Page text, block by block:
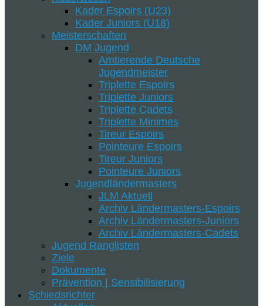
Kader Espoirs (U23)
Kader Juniors (U18)
Meisterschaften
DM Jugend
Amtierende Deutsche
Jugendmeister
Triplette Espoirs
Triplette Juniors
Triplette Cadets
Triplette Minimes
Tireur Espoirs
Pointeure Espoirs
Tireur Juniors
Pointeure Juniors
Jugendländermasters
JLM Aktuell
Archiv Ländermasters-Espoirs
Archiv Ländermasters-Juniors
Archiv Ländermasters-Cadets
Jugend Ranglisten
Ziele
Dokumente
Prävention | Sensibilisierung
Schiedsrichter